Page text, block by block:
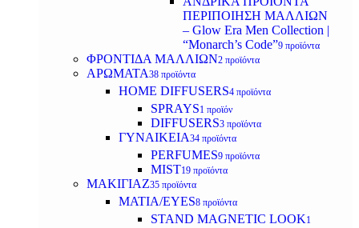
ΠΕΡΙΠΟΙΗΣΗ ΜΑΛΛΙΩΝ
– Glow Era Men Collection |
“Monarch’s Code”9 προϊόντα
ΦΡΟΝΤΙΔΑ ΜΑΛΛΙΩΝ2 προϊόντα
ΑΡΩΜΑΤΑ38 προϊόντα
HOME DIFFUSERS4 προϊόντα
SPRAYS1 προϊόν
DIFFUSERS3 προϊόντα
ΓΥΝΑΙΚΕΙΑ34 προϊόντα
PERFUMES9 προϊόντα
MIST19 προϊόντα
ΜΑΚΙΓΙΑΖ35 προϊόντα
ΜΑΤΙΑ/EYES8 προϊόντα
STAND MAGNETIC LOOK1